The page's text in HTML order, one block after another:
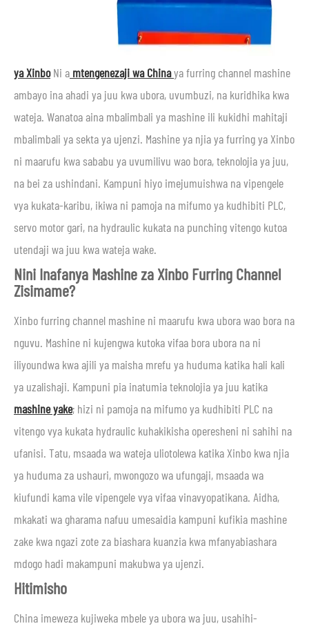
ya XinboNi a mtengenezaji wa Chinaya furring channel mashine
ambayo ina ahadi ya juu kwa ubora, uvumbuzi, na kuridhika kwa
wateja. Wanatoa aina mbalimbali ya mashine ili kukidhi mahitaji
mbalimbali ya sekta ya ujenzi. Mashine ya njia ya furring ya Xinbo
ni maarufu kwa sababu ya uvumilivu wao bora, teknolojia ya juu,
na bei za ushindani. Kampuni hiyo imejumuishwa na vipengele
vya kukata-karibu, ikiwa ni pamoja na mifumo ya kudhibiti PLC,
servo motor gari, na hydraulic kukata na punching vitengo kutoa
utendaji wa juu kwa wateja wake.
Nini Inafanya Mashine za Xinbo Furring Channel
Zisimame?
Xinbo furring channel mashine ni maarufu kwa ubora wao bora na
nguvu. Mashine ni kujengwa kutoka vifaa bora ubora na ni
iliyoundwa kwa ajili ya maisha mrefu ya huduma katika hali kali
ya uzalishaji. Kampuni pia inatumia teknolojia ya juu katika
mashine yake; hizi ni pamoja na mifumo ya kudhibiti PLC na
vitengo vya kukata hydraulic kuhakikisha operesheni ni sahihi na
ufanisi. Tatu, msaada wa wateja uliotolewa katika Xinbo kwa njia
ya huduma za ushauri, mwongozo wa ufungaji, msaada wa
kiufundi kama vile vipengele vya vifaa vinavyopatikana. Aidha,
mkakati wa gharama nafuu umesaidia kampuni kufikia mashine
zake kwa ngazi zote za biashara kuanzia kwa mfanyabiashara
mdogo hadi makampuni makubwa ya ujenzi.
Hitimisho
China imeweza kujiweka mbele ya ubora wa juu, usahihi-